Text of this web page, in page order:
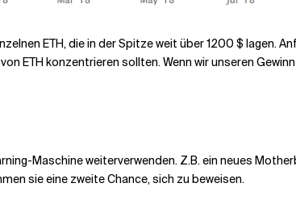
ETH, die in der Spitze weit über 1200 $ lagen.
ETH konzentrieren sollten. Wenn wir unseren
Maschine weiterverwenden. Z.B. ein neues
sie eine zweite Chance, sich zu beweisen.